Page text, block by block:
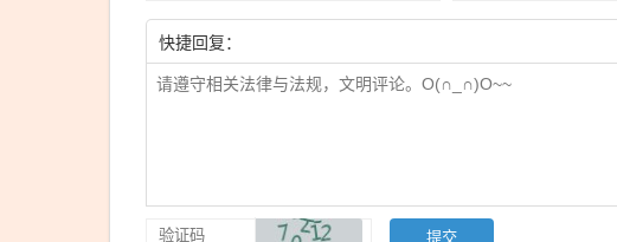
快捷回复：